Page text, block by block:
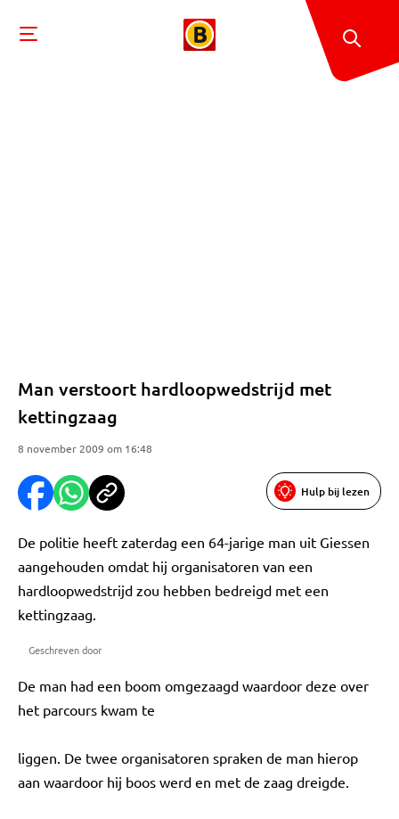
Man verstoort hardloopwedstrijd met
kettingzaag
8 november 2009 om 16:48
Hulp bij lezen
De politie heeft zaterdag een 64-jarige man uit Giessen
aangehouden omdat hij organisatoren van een
hardloopwedstrijd zou hebben bedreigd met een
kettingzaag.
Geschreven door
De man had een boom omgezaagd waardoor deze over
het parcours kwam te
liggen. De twee organisatoren spraken de man hierop
aan waardoor hij boos werd en met de zaag dreigde.